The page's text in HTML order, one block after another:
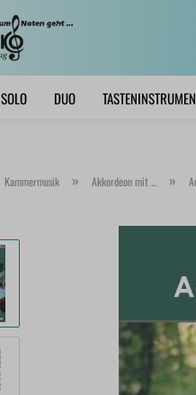
SOLO DUO
Kammermusik » Akkordeon mit ... »